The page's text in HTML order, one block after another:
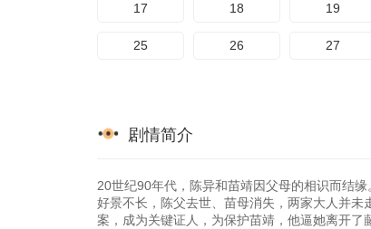
17 18 19
25 26 27
剧情简介
20世纪90年代，陈异和苗靖因父母的相识而结
好景不长，陈父去世、苗母消失，两家大人并
案，成为关键证人，为保护苗靖，他逼她离开